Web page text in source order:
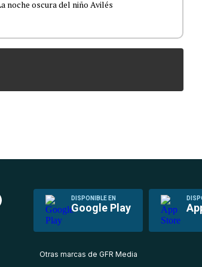
noche oscura del niño Avilés
DISPONIBLE EN
Google Play
Otras marcas de GFR Media